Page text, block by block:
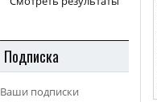
Подписка
Ваши подписки